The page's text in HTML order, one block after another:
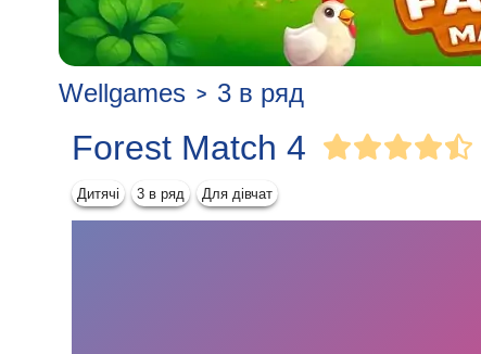
Wellgames 3 в ряд
Forest Match 4
Дитячі 3 в ряд Для дівчат